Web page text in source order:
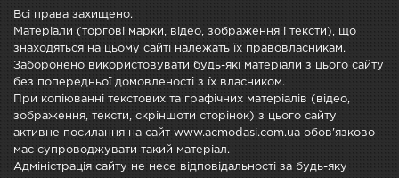
Всі права захищено.
Матеріали (торгові марки, відео, зображення і тексти), що
знаходяться на цьому сайті належать їх правовласникам.
Заборонено використовувати будь-які матеріали з цього сайту
без попередньої домовленості з їх власником.
При копіюванні текстових та графічних матеріалів (відео,
зображення, тексти, скріншоти сторінок) з цього сайту
активне посилання на сайт www.acmodasi.com.ua обов'язково
має супроводжувати такий матеріал.
Адміністрація сайту не несе відповідальності за будь-яку